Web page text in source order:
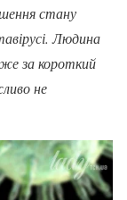
стану
Людина
за короткий
не